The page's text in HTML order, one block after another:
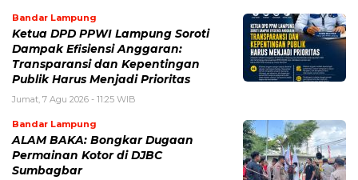
Bandar Lampung
Ketua DPD PPWI Lampung Soroti
Dampak Efisiensi Anggaran:
Transparansi dan Kepentingan
Publik Harus Menjadi Prioritas
Jumat, 7 Agu 2026 - 11:25 WIB
Bandar Lampung
ALAM BAKA: Bongkar Dugaan
Permainan Kotor di DJBC
Sumbagbar